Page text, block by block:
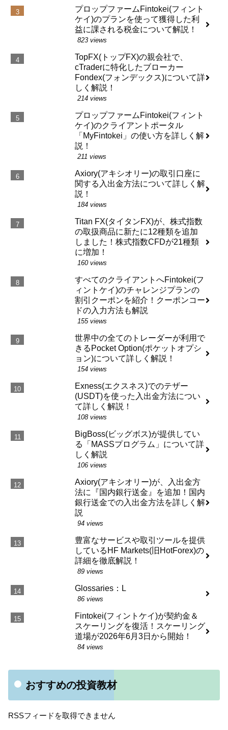
プロップファームFintokei(フィント
ケイ)のプランを使って獲得した利
益に課される税金について解説！
823 views
TopFX(トップFX)の親会社で、
cTraderに特化したブローカー
Fondex(フォンデックス)について詳
しく解説！
214 views
プロップファームFintokei(フィント
ケイ)のクライアントポータル
「MyFintokei」の使い方を詳しく解
説！
211 views
Axiory(アキシオリー)の取引口座に
関する入出金方法について詳しく解
説！
184 views
Titan FX(タイタンFX)が、株式指数
の取扱商品に新たに12種類を追加
しました！株式指数CFDが21種類
に増加！
160 views
すべてのクライアントへFintokei(フ
ィントケイ)のチャレンジプランの
割引クーポンを紹介！クーポンコー
ドの入力方法も解説
155 views
世界中の全てのトレーダーが利用で
きるPocket Option(ポケットオプシ
ョン)について詳しく解説！
154 views
Exness(エクスネス)でのテザー
(USDT)を使った入出金方法につい
て詳しく解説！
108 views
BigBoss(ビッグボス)が提供してい
る「MASSプログラム」について詳
しく解説
106 views
Axiory(アキシオリー)が、入出金方
法に『国内銀行送金』を追加！国内
銀行送金での入出金方法を詳しく解
説
94 views
豊富なサービスや取引ツールを提供
しているHF Markets(旧HotForex)の
詳細を徹底解説！
89 views
Glossaries：L
86 views
Fintokei(フィントケイ)が契約金＆
スケーリングを復活！スケーリング
道場が2026年6月3日から開始！
84 views
おすすめの投資教材
RSSフィードを取得できません